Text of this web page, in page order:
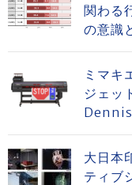
関わる
の意識
ミマキ
ジェッ
大日本
ティブ